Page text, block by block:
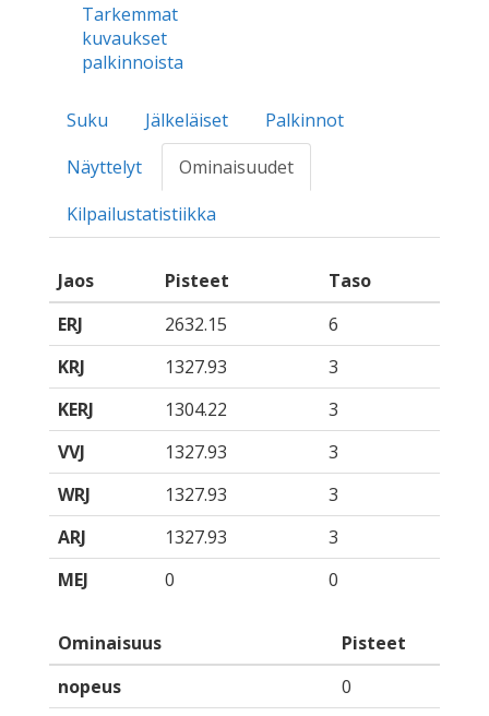
Tarkemmat
kuvaukset
palkinnoista
Suku Jälkeläiset
Palkinnot
Näyttelyt
Ominaisuudet
Kilpailustatistiikka
Jaos Pisteet
Taso
ERJ
2632.15
6
KRJ
1327.93
3
KERJ
1304.22
3
VVJ
1327.93
3
WRJ
1327.93
3
ARJ
1327.93
3
MEJ
0 0
Ominaisuus
Pisteet
nopeus
0